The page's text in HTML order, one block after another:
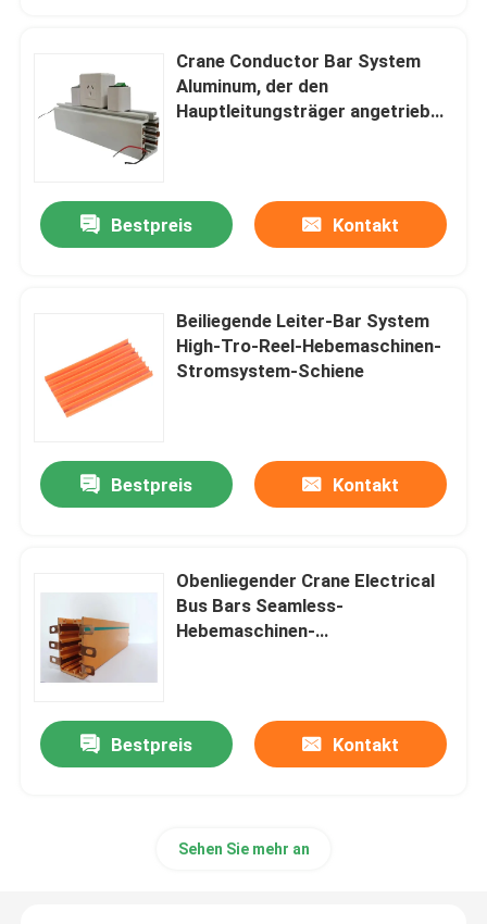
Crane Conductor Bar System
Aluminum, der den
Hauptleitungsträger angetrieben
Bestpreis Kontakt
Beiliegende Leiter-Bar System
High-Tro-Reel-Hebemaschinen-
Stromsystem-Schiene
Bestpreis Kontakt
Obenliegender Crane Electrical
Bus Bars Seamless-
Hebemaschinen-
Bestpreis Kontakt
Sehen Sie mehr an